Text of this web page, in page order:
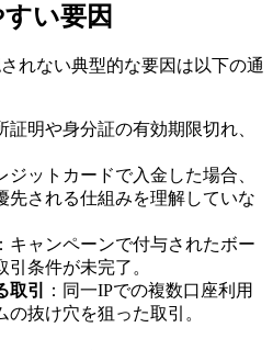
い要因
れない典型的な要因は以下の通
証明や身分証の有効期限切れ、
ジットカードで入金した場合、
先される仕組みを理解していな
：キャンペーンで付与されたボー
条件が未完了。
引
：同一IPでの複数口座利用
抜け穴を狙った取引。